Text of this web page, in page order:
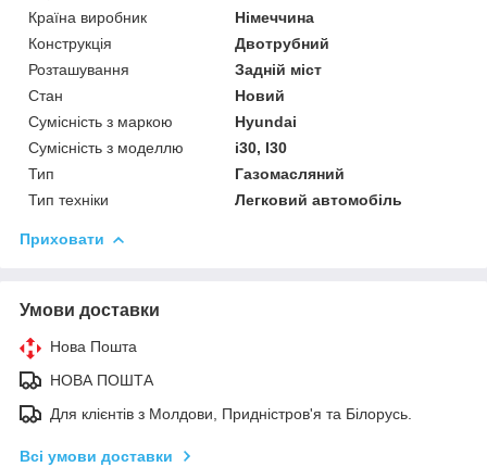
Країна виробник
Німеччина
Конструкція
Двотрубний
Розташування
Задній міст
Стан
Новий
Сумісність з маркою
Hyundai
Сумісність з моделлю
i30, I30
Тип
Газомасляний
Тип техніки
Легковий автомобіль
Приховати
Умови доставки
Нова Пошта
НОВА ПОШТА
Для клієнтів з Молдови, Придністров'я та Білорусь.
Всі умови доставки